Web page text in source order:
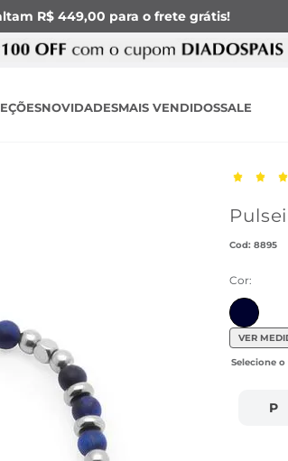
R$ 449,00 para o frete grátis!
NOVIDADESMAIS VENDIDOSSALE
:8895
Cor:
VER
P